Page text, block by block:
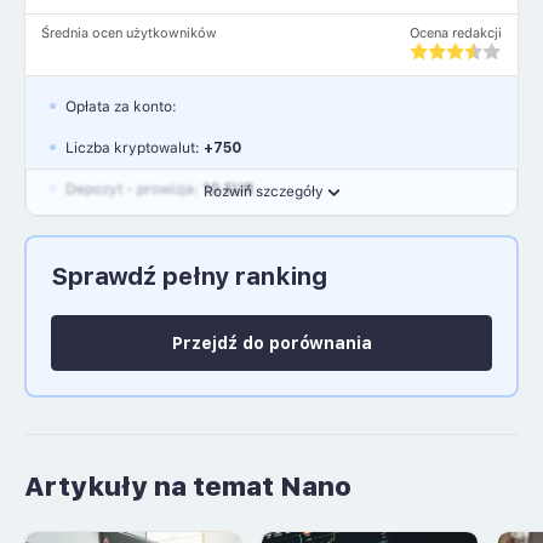
Średnia ocen użytkowników Ocena redakcji
Rozwiń szczegóły
Opłata za konto:
Liczba kryptowalut: +750
Depozyt - prowizja: 10 EUR
Język polski: NIE
Sprawdź pełny ranking
Przejdź do porównania
Artykuły na temat Nano